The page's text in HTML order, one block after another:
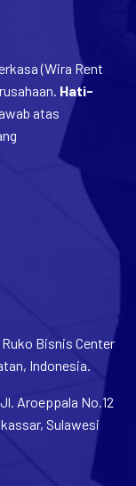
(Wira Rent
Hati-
atas
Bisnis Center
Indonesia.
Aroeppala No.12
Sulawesi